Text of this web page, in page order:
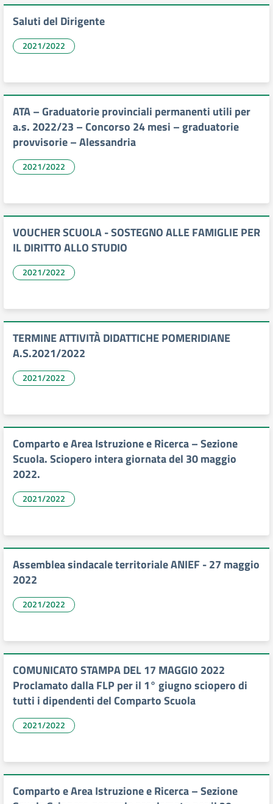
Saluti del Dirigente
2021/2022
ATA – Graduatorie provinciali permanenti utili per
a.s. 2022/23 – Concorso 24 mesi – graduatorie
provvisorie – Alessandria
2021/2022
VOUCHER SCUOLA - SOSTEGNO ALLE FAMIGLIE PER
IL DIRITTO ALLO STUDIO
2021/2022
TERMINE ATTIVITÀ DIDATTICHE POMERIDIANE
A.S.2021/2022
2021/2022
Comparto e Area Istruzione e Ricerca – Sezione
Scuola. Sciopero intera giornata del 30 maggio
2022.
2021/2022
Assemblea sindacale territoriale ANIEF - 27 maggio
2022
2021/2022
COMUNICATO STAMPA DEL 17 MAGGIO 2022
Proclamato dalla FLP per il 1° giugno sciopero di
tutti i dipendenti del Comparto Scuola
2021/2022
Comparto e Area Istruzione e Ricerca – Sezione